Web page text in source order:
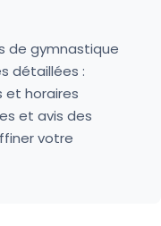
de gymnastique
détaillées :
et horaires
et avis des
votre